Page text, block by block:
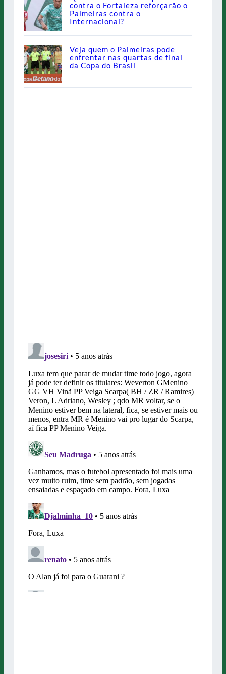
contra o Fortaleza reforçarão o
Palmeiras contra o
Internacional?
Veja quem o Palmeiras pode
enfrentar nas quartas de final
da Copa do Brasil